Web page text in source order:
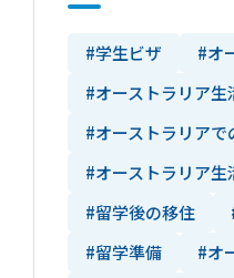
#学生ビザ
#オ
#オーストラリア生
#オーストラリア
#オーストラリア生
#留学後の移住
#留学準備
#オ